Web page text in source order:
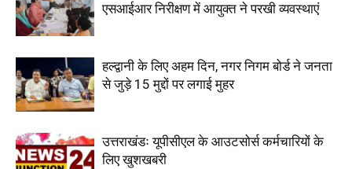
एसआईआर निरीक्षण में आयुक्त ने परखी व्यवस्थाएं
हल्द्वानी के लिए अहम दिन, नगर निगम बोर्ड ने जनता
से जुड़े 15 मुद्दों पर लगाई मुहर
उत्तराखंडः यूपीसीएल के आउटसोर्स कर्मचारियों के
लिए खुशखबरी